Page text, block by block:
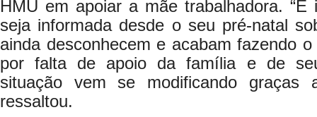
HMU em apoiar a mãe trabalhadora.
seja informada desde o seu pré-natal
ainda desconhecem e acabam fazendo
por falta de apoio da família e de
situação vem se modificando graças
ressaltou.